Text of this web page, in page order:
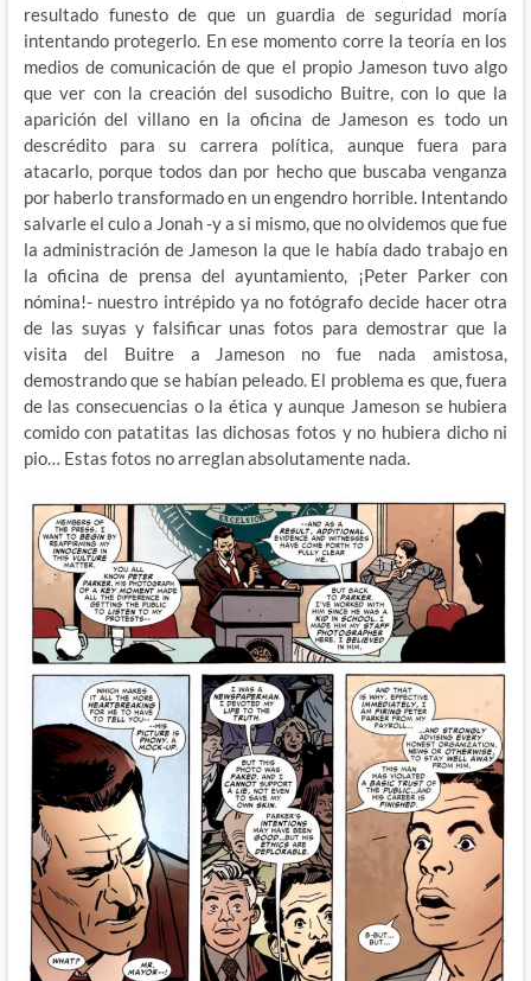
resultado funesto de que un guardia de seguridad moría
intentando protegerlo. En ese momento corre la teoría en los
medios de comunicación de que el propio Jameson tuvo algo
que ver con la creación del susodicho Buitre, con lo que la
aparición del villano en la oficina de Jameson es todo un
descrédito para su carrera política, aunque fuera para
atacarlo, porque todos dan por hecho que buscaba venganza
por haberlo transformado en un engendro horrible. Intentando
salvarle el culo a Jonah -y a si mismo, que no olvidemos que fue
la administración de Jameson la que le había dado trabajo en
la oficina de prensa del ayuntamiento, ¡Peter Parker con
nómina!- nuestro intrépido ya no fotógrafo decide hacer otra
de las suyas y falsificar unas fotos para demostrar que la
visita del Buitre a Jameson no fue nada amistosa,
demostrando que se habían peleado. El problema es que, fuera
de las consecuencias o la ética y aunque Jameson se hubiera
comido con patatitas las dichosas fotos y no hubiera dicho ni
pio… Estas fotos no arreglan absolutamente nada.